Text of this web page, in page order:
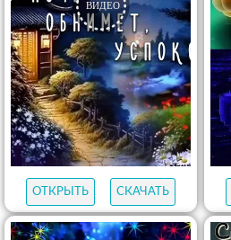
ОТКРЫТЬ СКАЧАТЬ